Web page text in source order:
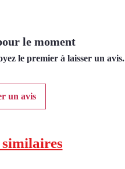
le moment
le premier à laisser un avis.
un avis